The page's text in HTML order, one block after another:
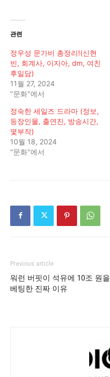
관련
정우성 문가비 총정리!(신현
빈, 회계사, 이지아, dm, 여친
후일담)
11월 27, 2024
"문화"에서
정숙한 세일즈 드라마 (정보,
등장인물, 출연진, 방송시간,
몇부작)
10월 18, 2024
"문화"에서
Previous article
워런 버핏이 석유에 10조 원을
베팅한 진짜 이유